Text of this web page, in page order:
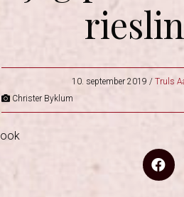
10. september 2019 / Truls
Christer Byklum